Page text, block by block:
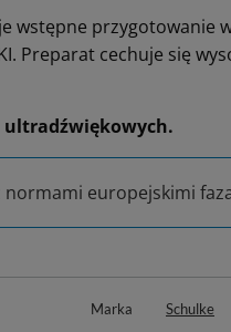
wstępne przygotowanie
Preparat cechuje się
europejskimi
Marka Schulke